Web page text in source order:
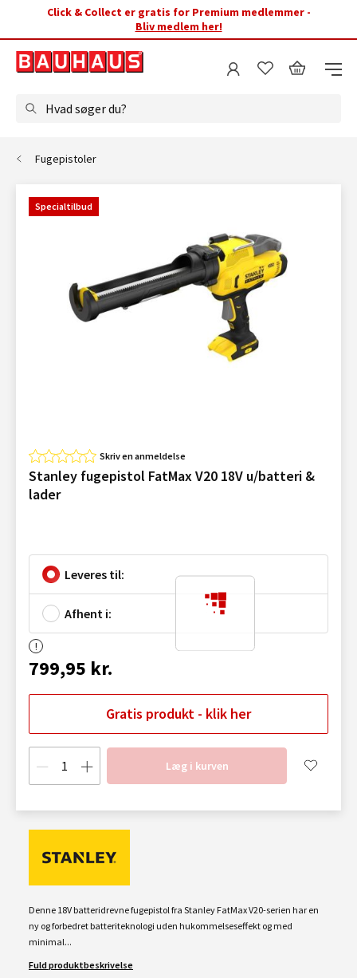
Click & Collect er gratis for Premium medlemmer -
Bliv medlem her!
Hvad søger du?
Fugepistoler
Specialtilbud
Skriv en anmeldelse
Stanley fugepistol FatMax V20 18V u/batteri &
lader
Leveres til:
Afhent i:
799,95 kr.
Gratis produkt - klik her
Læg i kurven
Denne 18V batteridrevne fugepistol fra Stanley FatMax V20-serien har en
ny og forbedret batteriteknologi uden hukommelseseffekt og med
minimal...
Fuld produktbeskrivelse